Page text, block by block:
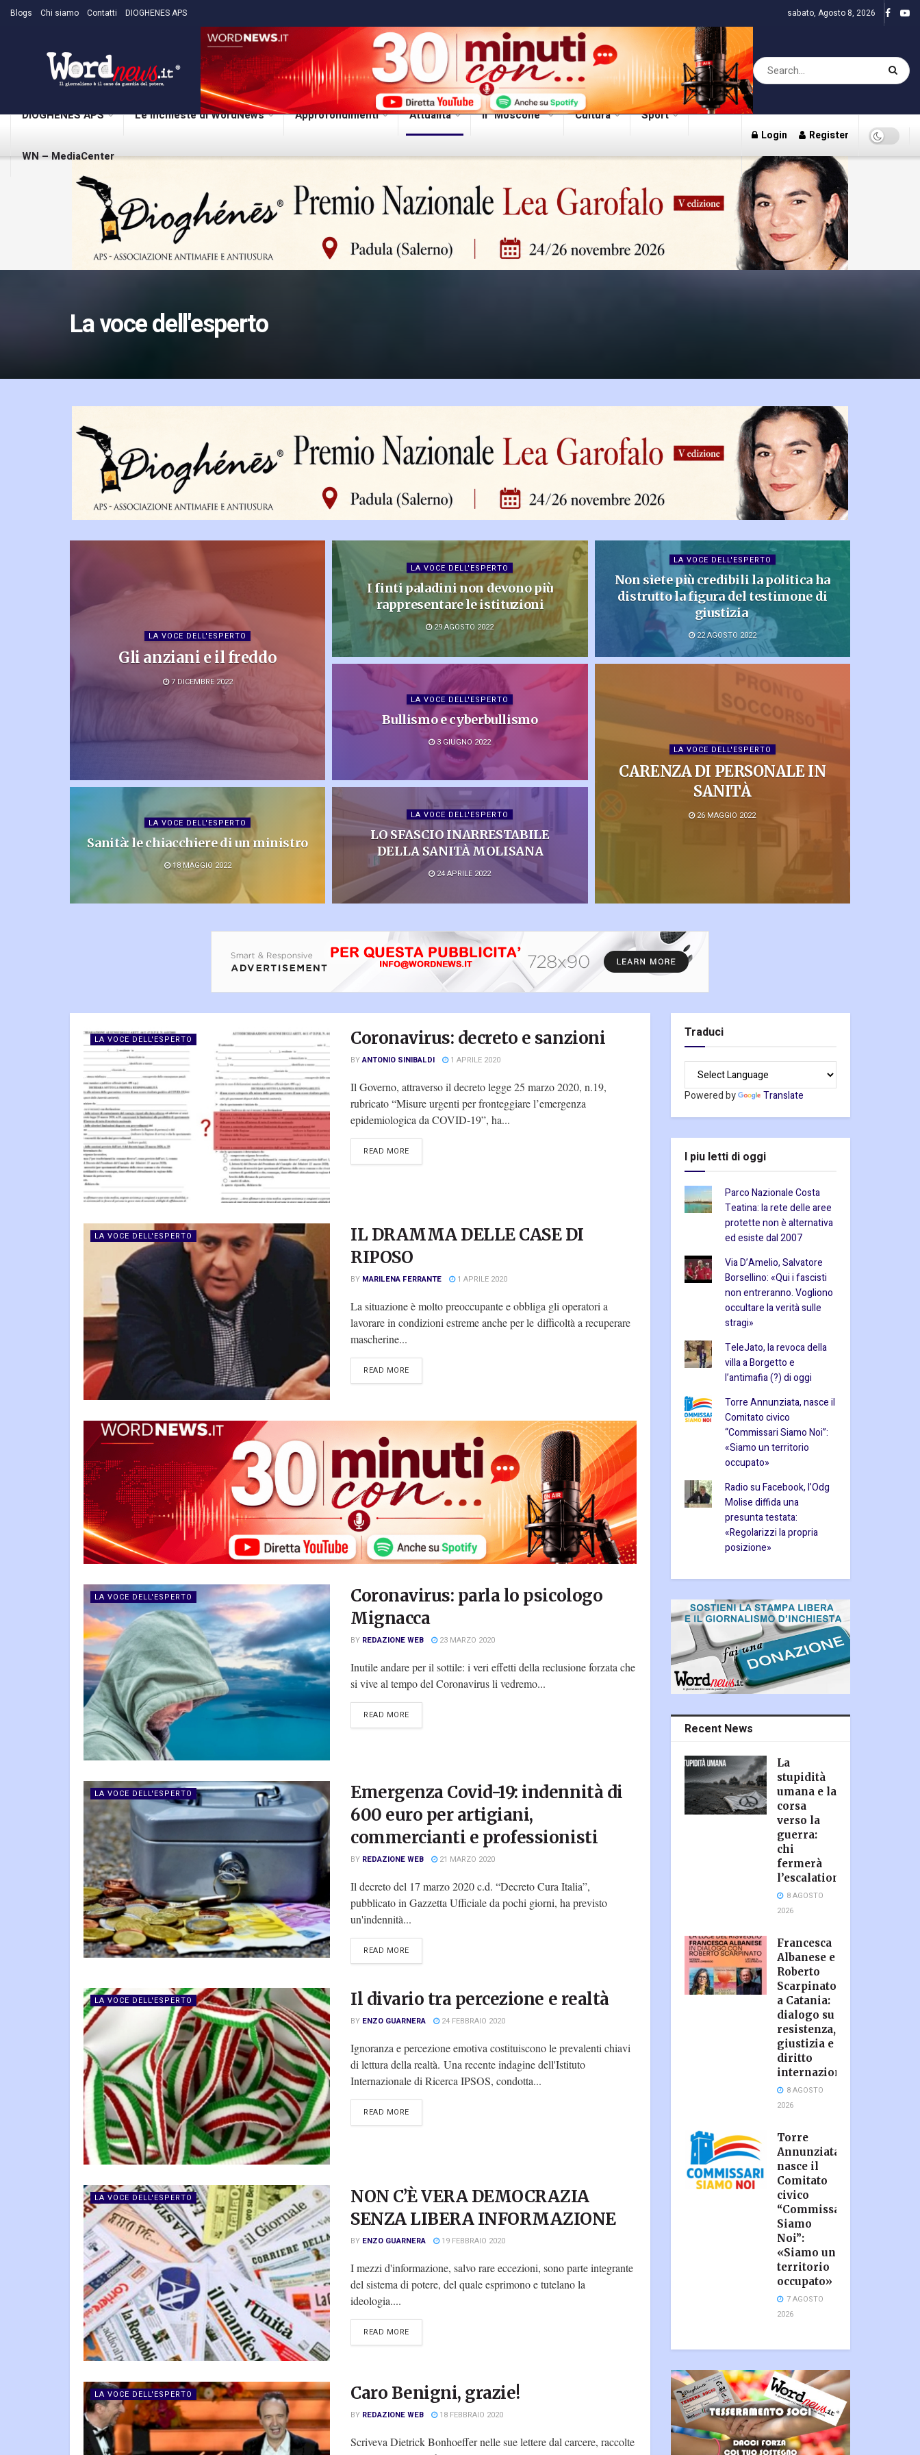
Blogs Chi siamo Contatti DIOGHENES APS sabato, Agosto 8, 2026
DIOGHENES APS Le inchieste di WordNews Approfondimenti Attualità Il “Moscone” Cultura Sport
WN – MediaCenter
Login Register
La voce dell'esperto
LA VOCE DELL'ESPERTO
Gli anziani e il freddo
7 DICEMBRE 2022
LA VOCE DELL'ESPERTO
I finti paladini non devono più
rappresentare le istituzioni
29 AGOSTO 2022
LA VOCE DELL'ESPERTO
Non siete più credibili la politica ha
distrutto la figura del testimone di
giustizia
22 AGOSTO 2022
LA VOCE DELL'ESPERTO
Bullismo e cyberbullismo
3 GIUGNO 2022
LA VOCE DELL'ESPERTO
CARENZA DI PERSONALE IN
SANITÀ
26 MAGGIO 2022
LA VOCE DELL'ESPERTO
Sanità: le chiacchiere di un ministro
18 MAGGIO 2022
LA VOCE DELL'ESPERTO
LO SFASCIO INARRESTABILE
DELLA SANITÀ MOLISANA
24 APRILE 2022
LA VOCE DELL'ESPERTO Coronavirus: decreto e sanzioni
BYANTONIO SINIBALDI 1 APRILE 2020
Il Governo, attraverso il decreto legge 25 marzo 2020, n.19,
rubricato “Misure urgenti per fronteggiare l’emergenza
epidemiologica da COVID-19”, ha...
READ MOREDETAILS
LA VOCE DELL'ESPERTO
IL DRAMMA DELLE CASE DI
RIPOSO
BY MARILENA FERRANTE 1 APRILE 2020
La situazione è molto preoccupante e obbliga gli operatori a
lavorare in condizioni estreme anche per le difficoltà a recuperare
mascherine...
READ MOREDETAILS
LA VOCE DELL'ESPERTO
Coronavirus: parla lo psicologo
Mignacca
BY REDAZIONE WEB 23 MARZO 2020
Inutile andare per il sottile: i veri effetti della reclusione forzata che
si vive al tempo del Coronavirus li vedremo...
READ MOREDETAILS
LA VOCE DELL'ESPERTO
Emergenza Covid-19: indennità di
600 euro per artigiani,
commercianti e professionisti
BY REDAZIONE WEB 21 MARZO 2020
Il decreto del 17 marzo 2020 c.d. “Decreto Cura Italia”,
pubblicato in Gazzetta Ufficiale da pochi giorni, ha previsto
un'indennità...
READ MOREDETAILS
LA VOCE DELL'ESPERTO Il divario tra percezione e realtà
BY ENZO GUARNERA 24 FEBBRAIO 2020
Ignoranza e percezione emotiva costituiscono le prevalenti chiavi
di lettura della realtà. Una recente indagine dell'Istituto
Internazionale di Ricerca IPSOS, condotta...
READ MOREDETAILS
LA VOCE DELL'ESPERTO
NON C’È VERA DEMOCRAZIA
SENZA LIBERA INFORMAZIONE
BY ENZO GUARNERA 19 FEBBRAIO 2020
I mezzi d'informazione, salvo rare eccezioni, sono parte integrante
del sistema di potere, del quale esprimono e tutelano la
ideologia....
READ MOREDETAILS
LA VOCE DELL'ESPERTO Caro Benigni, grazie!
BY REDAZIONE WEB 18 FEBBRAIO 2020
Scriveva Dietrick Bonhoeffer nelle sue lettere dal carcere, raccolte
Traduci
Powered by Translate
I piu letti di oggi
Parco Nazionale Costa
Teatina: la rete delle aree
protette non è alternativa
ed esiste dal 2007
Via D’Amelio, Salvatore
Borsellino: «Qui i fascisti
non entreranno. Vogliono
occultare la verità sulle
stragi»
TeleJato, la revoca della
villa a Borgetto e
l’antimafia (?) di oggi
Torre Annunziata, nasce il
Comitato civico
“Commissari Siamo Noi”:
«Siamo un territorio
occupato»
Radio su Facebook, l’Odg
Molise diffida una
presunta testata:
«Regolarizzi la propria
posizione»
Recent News
La
stupidità
umana e la
corsa
verso la
guerra:
chi
fermerà
l’escalation?
8 AGOSTO
2026
Francesca
Albanese e
Roberto
Scarpinato
a Catania:
dialogo su
resistenza,
giustizia e
diritto
internazionale
8 AGOSTO
2026
Torre
Annunziata,
nasce il
Comitato
civico
“Commissari
Siamo
Noi”:
«Siamo un
territorio
occupato»
7 AGOSTO
2026